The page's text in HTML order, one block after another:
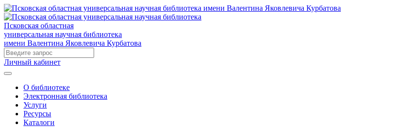
Псковская областная
универсальная научная библиотека
имени Валентина Яковлевича Курбатова
Личный кабинет
О библиотеке
Электронная библиотека
Услуги
Ресурсы
Каталоги